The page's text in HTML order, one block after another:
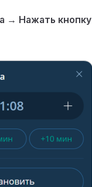
→ Нажать кнопку